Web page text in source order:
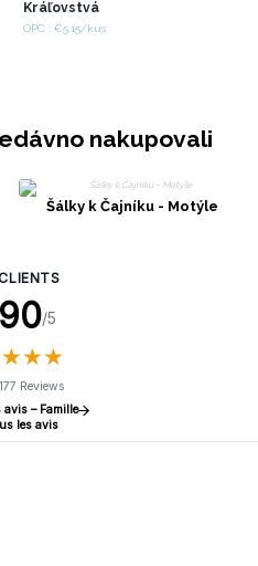
Kráľovstvá
OPC : €5.15/kus
nakupovali
Šálky k Čajníku - Motýle
/5
★★★
★★★
Reviews
avis – Famille
les avis